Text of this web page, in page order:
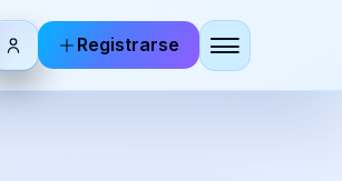
Registrarse